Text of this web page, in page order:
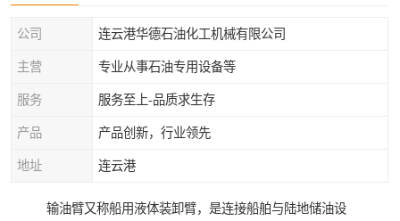
公司 连云港华德石油化工机械有限公司
主营 专业从事石油专用设备等
服务 服务至上-品质求生存
产品 产品创新，行业领先
地址 连云港
输油臂又称船用液体装卸臂，是连接船舶与陆地储油设